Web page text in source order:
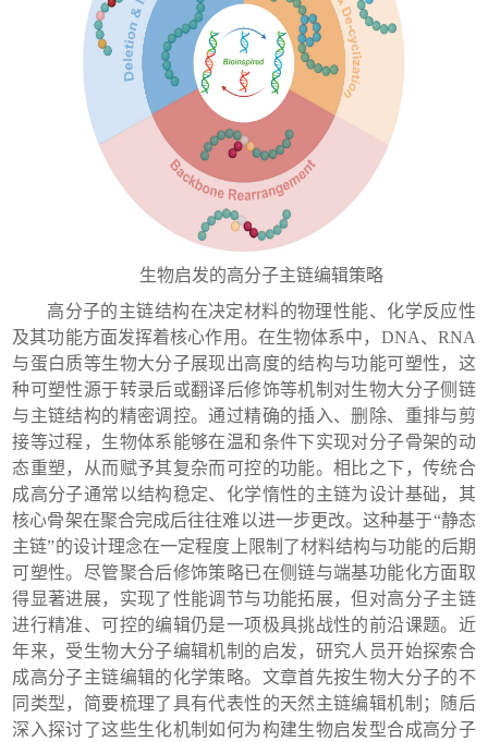
生物启发的高分子主链编辑策略
高分子的主链结构在决定材料的物理性能、化学反应性
及其功能方面发挥着核心作用。在生物体系中，DNA、RNA
与蛋白质等生物大分子展现出高度的结构与功能可塑性，这
种可塑性源于转录后或翻译后修饰等机制对生物大分子侧链
与主链结构的精密调控。通过精确的插入、删除、重排与剪
接等过程，生物体系能够在温和条件下实现对分子骨架的动
态重塑，从而赋予其复杂而可控的功能。相比之下，传统合
成高分子通常以结构稳定、化学惰性的主链为设计基础，其
核心骨架在聚合完成后往往难以进一步更改。这种基于“静态
主链”的设计理念在一定程度上限制了材料结构与功能的后期
可塑性。尽管聚合后修饰策略已在侧链与端基功能化方面取
得显著进展，实现了性能调节与功能拓展，但对高分子主链
进行精准、可控的编辑仍是一项极具挑战性的前沿课题。近
年来，受生物大分子编辑机制的启发，研究人员开始探索合
成高分子主链编辑的化学策略。文章首先按生物大分子的不
同类型，简要梳理了具有代表性的天然主链编辑机制；随后
深入探讨了这些生化机制如何为构建生物启发型合成高分子